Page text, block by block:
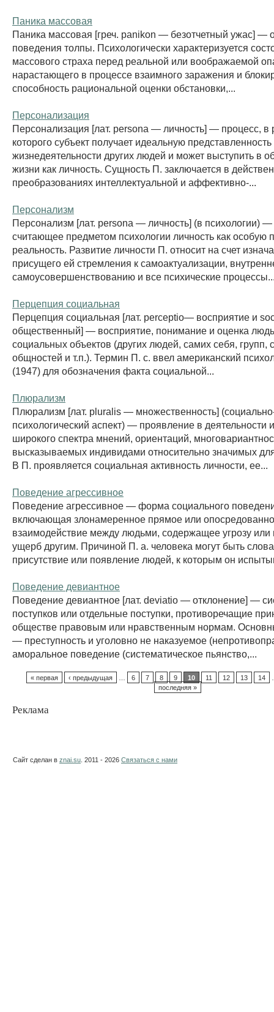
Паника массовая
Паника массовая [греч. panikon — безотчетный ужас] —
поведения толпы. Психологически характеризуется
массового страха перед реальной или воображаемой
нарастающего в процессе взаимного заражения и
способность рациональной оценки обстановки,...
Персонализация
Персонализация [лат. persona — личность] — процесс, в
которого субъект получает идеальную представленность
жизнедеятельности других людей и может выступить в
жизни как личность. Сущность П. заключается в
преобразованиях интеллектуальной и аффективно-...
Персонализм
Персонализм [лат. persona — личность] (в психологии)
считающее предметом психологии личность как особую
реальность. Развитие личности П. относит на счет
присущего ей стремления к самоактуализации,
самоусовершенствованию и все психические
Перцепция социальная
Перцепция социальная [лат. perceptio— восприятие и
общественный] — восприятие, понимание и оценка
социальных объектов (других людей, самих себя, групп,
общностей и т.п.). Термин П. с. ввел американский
(1947) для обозначения факта социальной...
Плюрализм
Плюрализм [лат. pluralis — множественность]
психологический аспект) — проявление в деятельности
широкого спектра мнений, ориентаций,
высказываемых индивидами относительно значимых
В П. проявляется социальная активность личности, ее...
Поведение агрессивное
Поведение агрессивное — форма социального
включающая злонамеренное прямое или
взаимодействие между людьми, содержащее угрозу
ущерб другим. Причиной П. а. человека могут быть
присутствие или появление людей, к которым он
Поведение девиантное
Поведение девиантное [лат. deviatio — отклонение] —
поступков или отдельные поступки, противоречащие
обществе правовым или нравственным нормам.
— преступность и уголовно не наказуемое
аморальное поведение (систематическое пьянство,...
« первая ‹ предыдущая 6 7 8 9 10 11 12 13 14
последняя »
Реклама
Сайт сделан в znai.su . 2011 - 2026 Связаться с нами